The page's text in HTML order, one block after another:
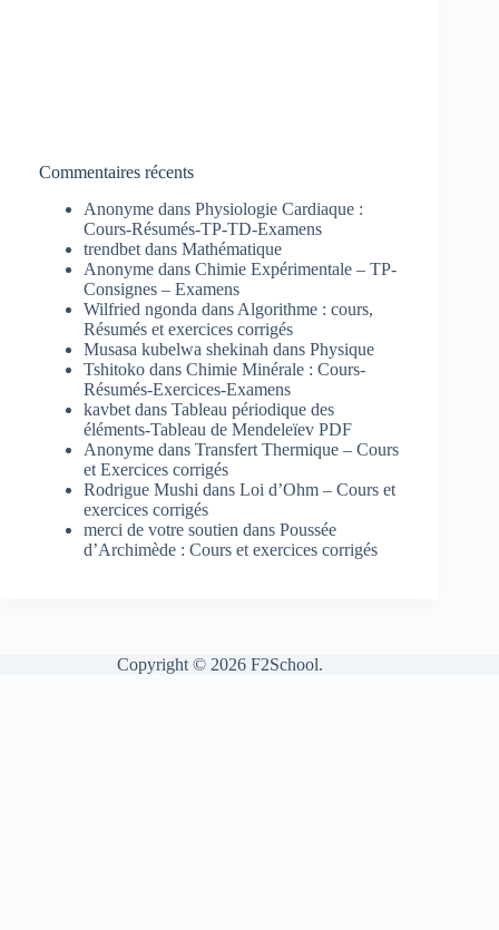
Commentaires récents
Anonyme dans Physiologie Cardiaque :
Cours-Résumés-TP-TD-Examens
trendbet dans Mathématique
Anonyme dans Chimie Expérimentale – TP-
Consignes – Examens
Wilfried ngonda dans Algorithme : cours,
Résumés et exercices corrigés
Musasa kubelwa shekinah dans Physique
Tshitoko dans Chimie Minérale : Cours-
Résumés-Exercices-Examens
kavbet dans Tableau périodique des
éléments-Tableau de Mendeleïev PDF
Anonyme dans Transfert Thermique – Cours
et Exercices corrigés
Rodrigue Mushi dans Loi d’Ohm – Cours et
exercices corrigés
merci de votre soutien dans Poussée
d’Archimède : Cours et exercices corrigés
Copyright © 2026 F2School.